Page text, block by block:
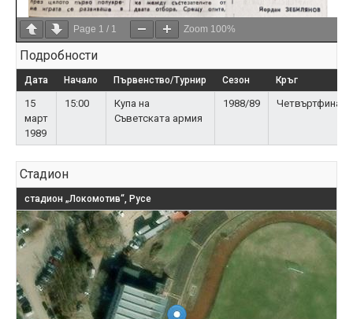
Page 1 / 1 Zoom 100%
Подробности
Дата Начало Първенство/Турнир Сезон Кръг
15
март
1989
15:00
Купа на
Съветската армия
1988/89 Четвъртфинал
Стадион
стадион „Локомотив“, Русе